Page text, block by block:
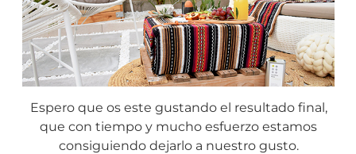
Espero que os este gustando el resultado final,
que con tiempo y mucho esfuerzo estamos
consiguiendo dejarlo a nuestro gusto.